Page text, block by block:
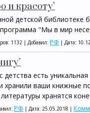
и красоту"
детской библиотеке
"Мы в мир
1132 | Добавил: РФ | Дата:
детства есть
хранили ваши книжные
хранятся
РФ | Дата: 25.05.2018 |